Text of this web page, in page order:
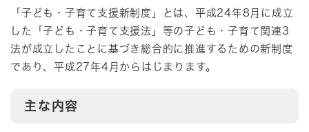
「子ども・子育て支援新制度」とは、平成24年8月に成立
した「子ども・子育て支援法」等の子ども・子育て関連3
法が成立したことに基づき総合的に推進するための新制度
であり、平成27年4月からはじまります。
主な内容